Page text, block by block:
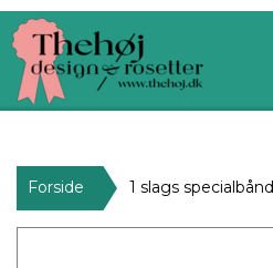
Forside 1 slags